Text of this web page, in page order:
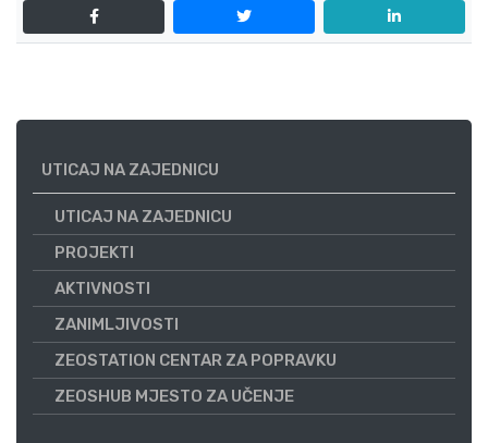
UTICAJ NA ZAJEDNICU
UTICAJ NA ZAJEDNICU
PROJEKTI
AKTIVNOSTI
ZANIMLJIVOSTI
ZEOSTATION CENTAR ZA POPRAVKU
ZEOSHUB MJESTO ZA UČENJE